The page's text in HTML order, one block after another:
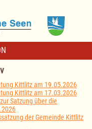
Kittlitz am 19.05.2026
Kittlitz am 17.03.2026
Satzung über die
der Gemeinde Kittlitz